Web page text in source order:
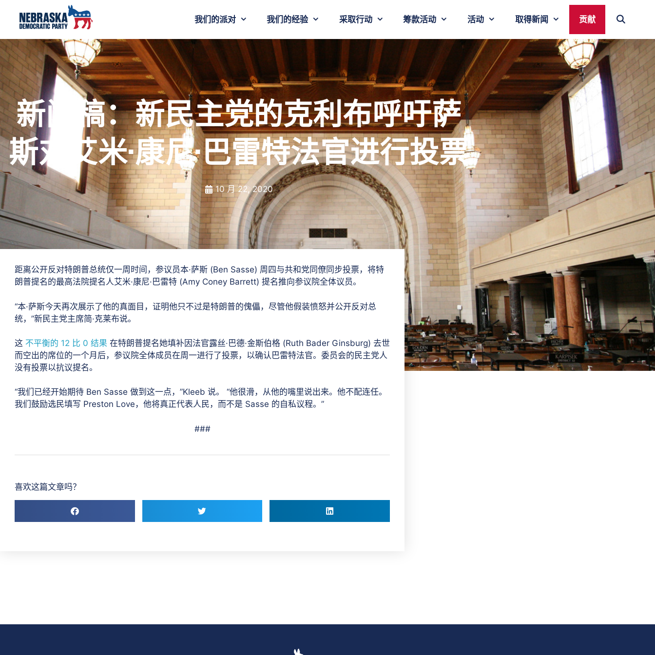
我们的派对 我们的经验 采取行动 筹款活动 活动 取得新闻 贡献
新闻稿：新民主党的克利布呼吁萨
斯对艾米·康尼·巴雷特法官进行投票
10 月 22, 2020
距离公开反对特朗普总统仅一周时间，参议员本·萨斯 (Ben Sasse) 周四与共和党同僚同步投票，将特
朗普提名的最高法院提名人艾米·康尼·巴雷特 (Amy Coney Barrett) 提名推向参议院全体议员。
“本·萨斯今天再次展示了他的真面目，证明他只不过是特朗普的傀儡，尽管他假装愤怒并公开反对总
统，”新民主党主席简·克莱布说。
这 不平衡的 12 比 0 结果 在特朗普提名她填补因法官露丝·巴德·金斯伯格 (Ruth Bader Ginsburg) 去世
而空出的席位的一个月后，参议院全体成员在周一进行了投票，以确认巴雷特法官。委员会的民主党人
没有投票以抗议提名。
“我们已经开始期待 Ben Sasse 做到这一点，”Kleeb 说。 “他很滑，从他的嘴里说出来。他不配连任。
我们鼓励选民填写 Preston Love，他将真正代表人民，而不是 Sasse 的自私议程。”
###
喜欢这篇文章吗？